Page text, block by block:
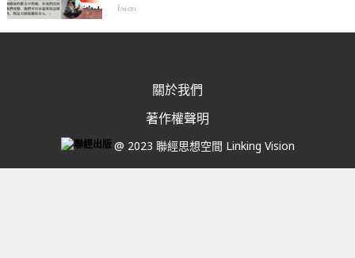
ksiem
關於我們
著作權聲明
@ 2023 聯經思想空間 Linking Vision